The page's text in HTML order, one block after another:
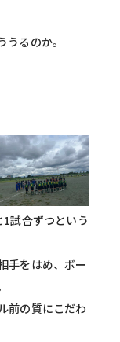
るのか。
試合ずつという
手をはめ、ボー
前の質にこだわ